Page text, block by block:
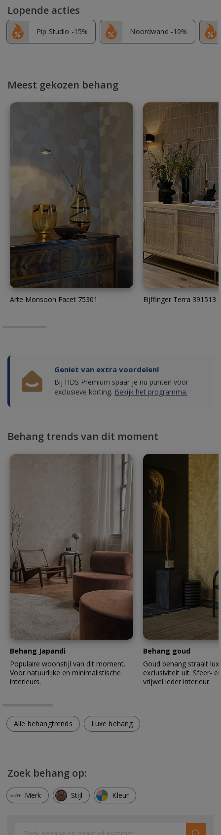
Lopende acties
Pip Studio -15% Noordwand -10%
Meest gekozen behang
Arte Monsoon Facet 75301 Eijffinger Terra 391513
Geniet van extra voordelen!
Bij HDS Premium spaar je nu punten voor
exclusieve korting. Bekijk het programma.
Behang trends van dit moment
Behang Japandi
Populaire woonstijl van dit moment.
Voor natuurlijke en minimalistische
interieurs.
Behang goud
Goud behang straalt
exclusiviteit uit. Sfeer-
vrijwel ieder interieur.
Alle behangtrends Luxe behang
Zoek behang op:
Merk Stijl Kleur